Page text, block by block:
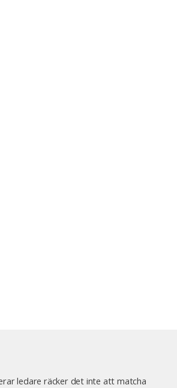
ledare räcker det inte att matcha